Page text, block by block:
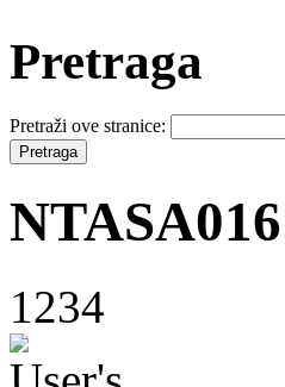
Pretraga
Pretraži ove stranice:
NTASA016
1234